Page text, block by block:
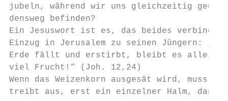
jubeln, während wir uns gleichzeitig
densweg befinden?
Ein Jesuswort ist es, das beides
Einzug in Jerusalem zu seinen Jüngern:
Erde fällt und erstirbt, bleibt es allein;
viel Frucht!“ (Joh. 12,24)
Wenn das Weizenkorn ausgesät wird, muss
treibt aus, erst ein einzelner Halm, dann